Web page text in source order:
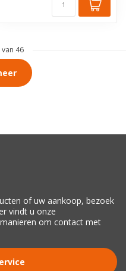
van 46
of uw aankoop, bezoek
vindt u onze
om contact met